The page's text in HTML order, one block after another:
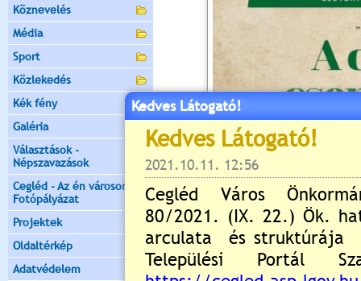
Köznevelés
Média
Sport
Közlekedés
Kék fény
Galéria
Választások -
Népszavazások
Cegléd - Az én városom -
Fotópályázat
Projektek
Oldaltérkép
Adatvédelem
Kedves Látogató!